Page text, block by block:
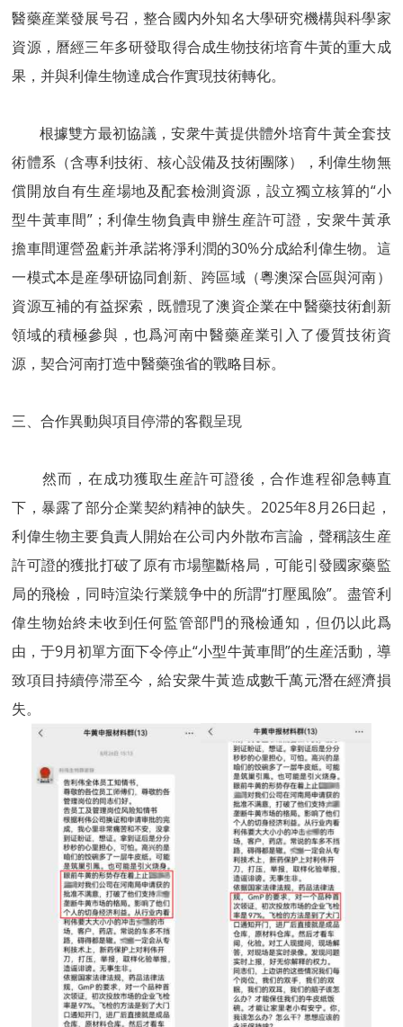
醫藥産業發展号召，整合國内外知名大學研究機構與科學家
資源，曆經三年多研發取得合成生物技術培育牛黃的重大成
果，并與利偉生物達成合作實現技術轉化。
根據雙方最初協議，安衆牛黃提供體外培育牛黃全套技
術體系（含專利技術、核心設備及技術團隊），利偉生物無
償開放自有生産場地及配套檢測資源，設立獨立核算的“小
型牛黃車間”；利偉生物負責申辦生産許可證，安衆牛黃承
擔車間運營盈虧并承諾将淨利潤的30%分成給利偉生物。這
一模式本是産學研協同創新、跨區域（粵澳深合區與河南）
資源互補的有益探索，既體現了澳資企業在中醫藥技術創新
領域的積極參與，也爲河南中醫藥産業引入了優質技術資
源，契合河南打造中醫藥強省的戰略目标。
三、合作異動與項目停滞的客觀呈現
然而，在成功獲取生産許可證後，合作進程卻急轉直
下，暴露了部分企業契約精神的缺失。2025年8月26日起，
利偉生物主要負責人開始在公司内外散布言論，聲稱該生産
許可證的獲批打破了原有市場壟斷格局，可能引發國家藥監
局的飛檢，同時渲染行業競争中的所謂“打壓風險”。盡管利
偉生物始終未收到任何監管部門的飛檢通知，但仍以此爲
由，于9月初單方面下令停止“小型牛黃車間”的生産活動，導
致項目持續停滞至今，給安衆牛黃造成數千萬元潛在經濟損
失。